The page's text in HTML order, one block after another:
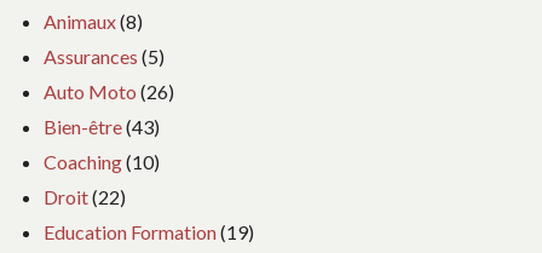
Animaux(8)
Assurances (5)
Auto Moto (26)
Bien-être(43)
Coaching(10)
Droit(22)
Education Formation(19)